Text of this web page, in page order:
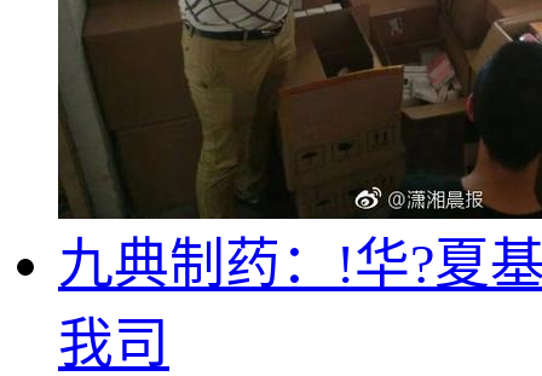
九典制药：!华?夏
我司